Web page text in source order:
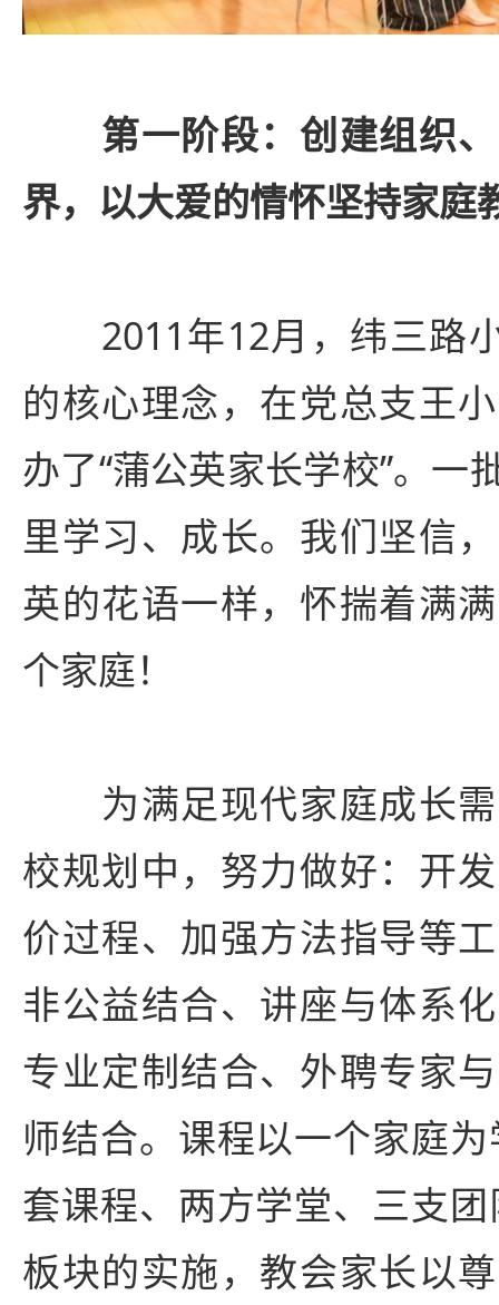
第一阶段：创建组织
界，以大爱的情怀坚持家庭
2011年12月，纬三路小
的核心理念，在党总支王
办了“蒲公英家长学校”。一
里学习、成长。我们坚信
英的花语一样，怀揣着满
个家庭！
为满足现代家庭成长需
校规划中，努力做好：开
价过程、加强方法指导等
非公益结合、讲座与体系
专业定制结合、外聘专家
师结合。课程以一个家庭
套课程、两方学堂、三支
板块的实施，教会家长以